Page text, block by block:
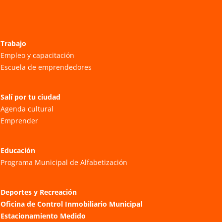
Trabajo
Empleo y capacitación
Escuela de emprendedores
Salí por tu ciudad
Agenda cultural
Emprender
Educación
Programa Municipal de Alfabetización
Deportes y Recreación
Oficina de Control Inmobiliario Municipal
Estacionamiento Medido